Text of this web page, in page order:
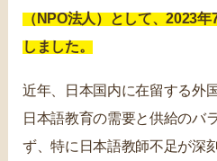
（NPO法人）として、2023
しました。
近年、日本国内に在留する外
日本語教育の需要と供給のバ
ず、特に日本語教師不足が深